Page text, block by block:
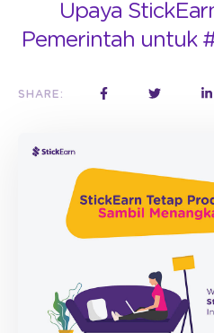
Upaya
Pemerintah untuk
SHARE: